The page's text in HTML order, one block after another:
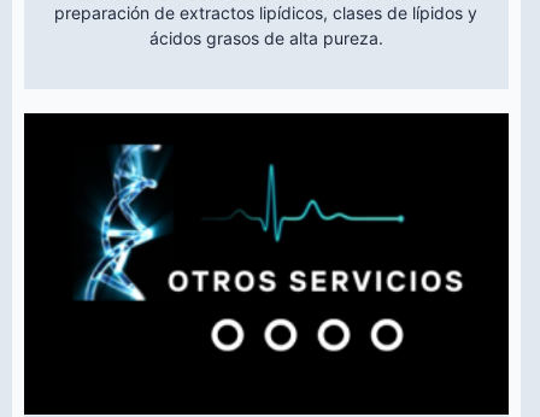
preparación de extractos lipídicos, clases de lípidos y
ácidos grasos de alta pureza.